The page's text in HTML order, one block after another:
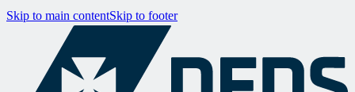
Skip to main contentSkip to footer